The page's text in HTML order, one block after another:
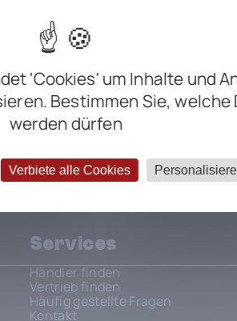
'Cookies' um Inhalte und
Bestimmen Sie,
werden dürfen
Verbiete alle Cookies
Services
Händler finden
Vertrieb finden
Häufig gestellte Fragen
Kontakt